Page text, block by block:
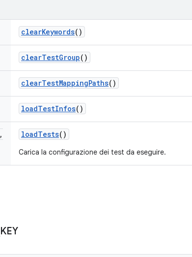
clearKeywords()
clearTestGroup()
clearTestMappingPaths()
loadTestInfos()
,
loadTests()
Carica la configurazione dei test da eseguire.
KEY